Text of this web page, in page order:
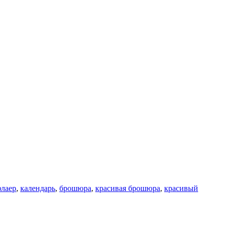
, календарь, брошюра, красивая брошюра, красивый